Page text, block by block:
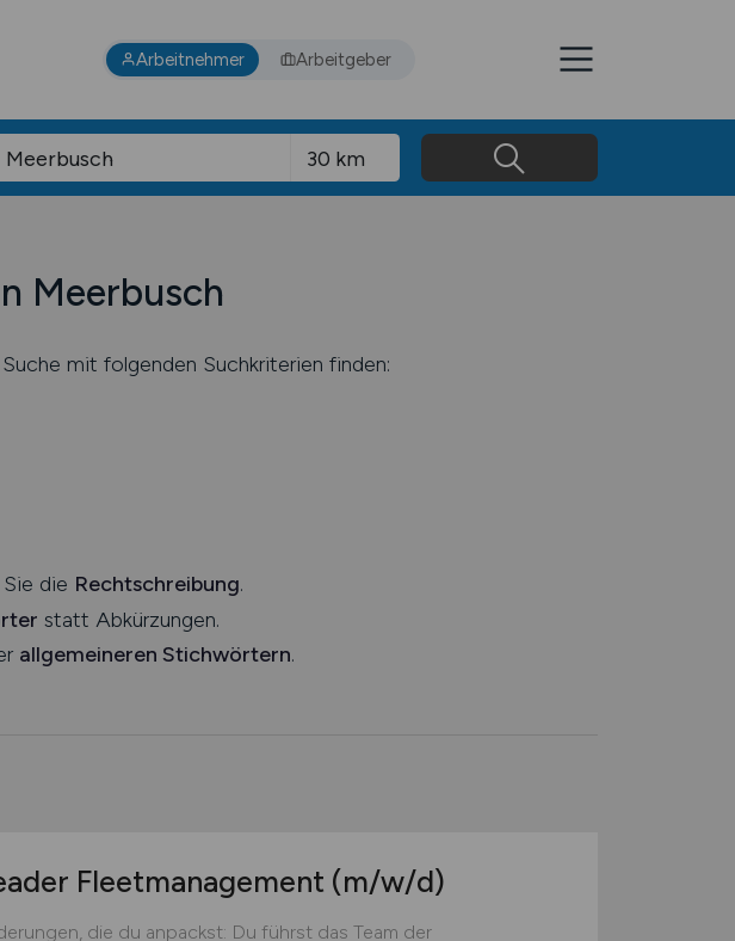
Arbeitnehmer Arbeitgeber
Meerbusch
mit folgenden Suchkriterien finden:
die Rechtschreibung.
statt Abkürzungen.
allgemeineren Stichwörtern.
Fleetmanagement (m/w/d)
die du anpackst: Du führst das Team der